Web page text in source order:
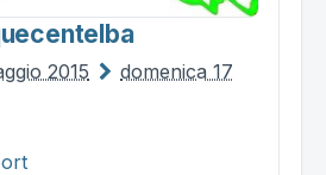
2015
domenica 17